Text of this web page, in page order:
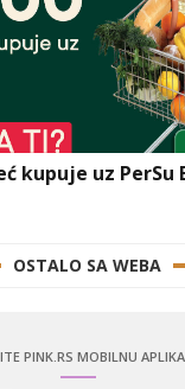
kupuje uz PerSu
OSTALO SA WEBA
PINK.RS MOBILNU